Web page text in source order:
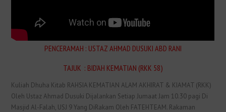
PENCERAMAH : USTAZ AHMAD DUSUKI ABD RANI
TAJUK : BID’AH KEMATIAN (RKK 58)
Kuliah Dhuha Kitab RAHSIA KEMATIAN ALAM AKHIRAT & KIAMAT (RKK)
Oleh Ustaz Ahmad Dusuki Dijalankan Setiap Jumaat Jam 10.30 pagi Di
Masjid Al-Falah, USJ 9 Yang DiRakam Oleh FATEHTEAM. Rakaman